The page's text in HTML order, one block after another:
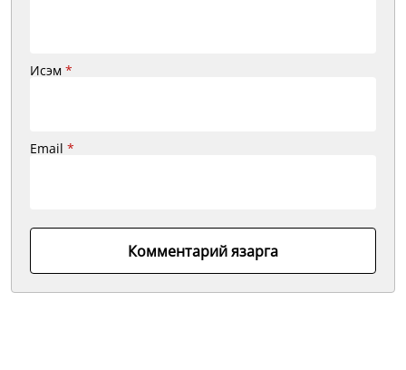
Исэм *
Email *
Комментарий язарга